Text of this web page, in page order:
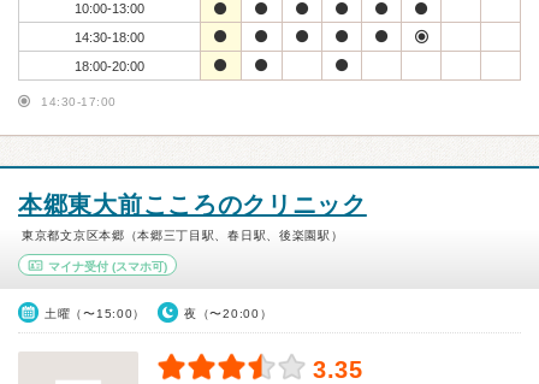
10:00-13:00
14:30-18:00
18:00-20:00
14:30-17:00
本郷東大前こころのクリニック
東京都文京区本郷（本郷三丁目駅、春日駅、後楽園駅）
マイナ受付 (スマホ可)
土曜（〜15:00） 夜（〜20:00）
3.35